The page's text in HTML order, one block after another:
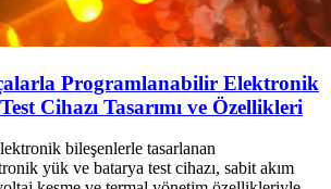
Programlanabilir Elektronik
Cihazı Tasarımı ve Özellikleri
bileşenlerle tasarlanan
yük ve batarya test cihazı, sabit akım